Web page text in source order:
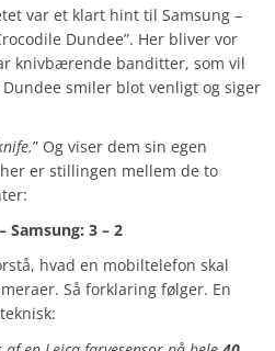
var et klart hint til Samsung –
Dundee”. Her bliver vor
knivbærende banditter, som vil
smiler blot venligt og siger
” Og viser dem sin egen
er stillingen mellem de to
Samsung: 3 – 2
hvad en mobiltelefon skal
Så forklaring følger. En